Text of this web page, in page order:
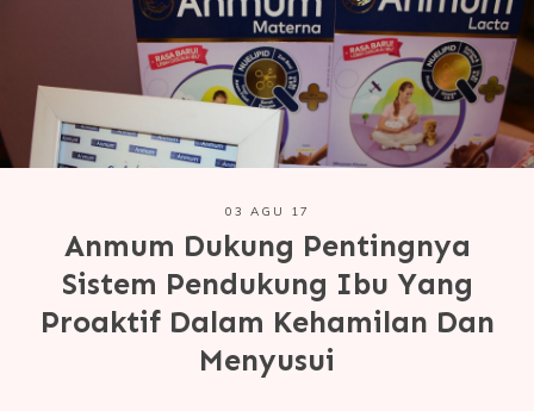
03 AGU 17
Anmum Dukung Pentingnya
Sistem Pendukung Ibu Yang
Proaktif Dalam Kehamilan Dan
Menyusui